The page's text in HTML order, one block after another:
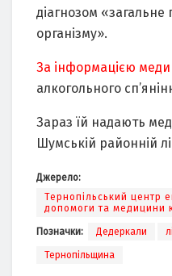
діагнозом
організму».
За інформацією
алкогольного
Зараз їй надають
Шумській районній
Джерело:
Тернопільський центр
допомоги та медицини
Позначки: Дедеркали
Тернопільщина